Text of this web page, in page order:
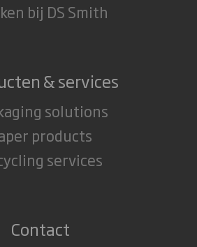
bij DS Smith
& services
solutions
products
services
Contact